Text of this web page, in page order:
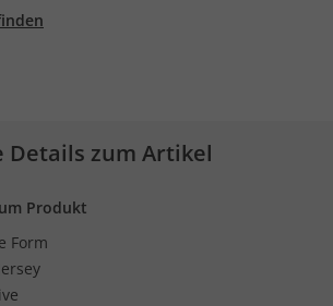
Details zum Artikel
Produkt
Form